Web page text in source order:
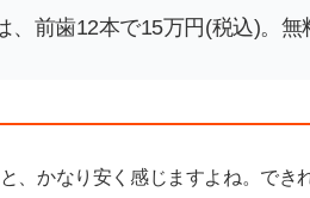
、前歯12本で15万円(税込)。無
、かなり安く感じますよね。で